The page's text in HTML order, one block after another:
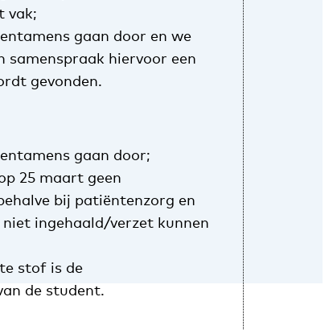
vak;
gaan door en we
hiervoor een
gevonden.
gaan door;
25 maart geen
bij patiëntenzorg en
ingehaald/verzet kunnen
stof is de
de student.